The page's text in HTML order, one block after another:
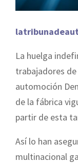
La huelga
trabajadores
automoción
de la fábrica
partir de esta
Así lo han
multinacional